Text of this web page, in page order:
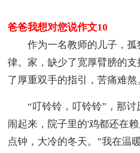
爸爸我想对您说作文10
作为一名教师的儿子，孤
律。家，缺少了宽厚臂膀的
了厚重双手的指引，苦痛难熬
“叮铃铃，叮铃铃”，那讨
闹起来，院子里的'鸡都还在
点钟，大冷的冬天。”我在温